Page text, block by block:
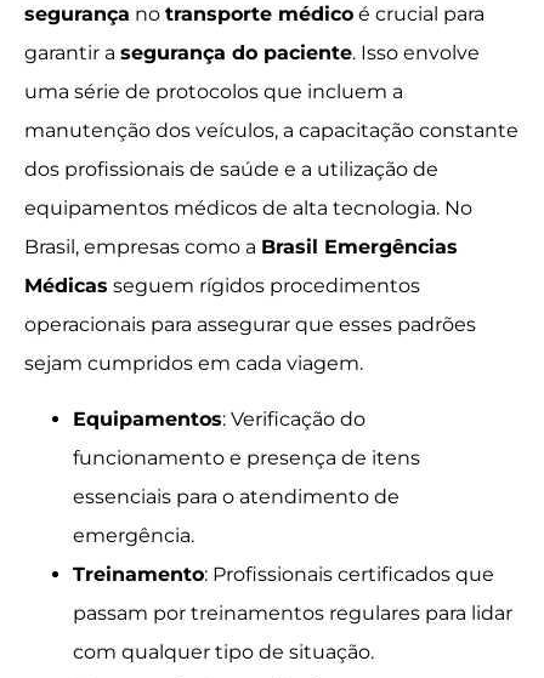
segurança no transporte médico é crucial para
garantir a segurança do paciente. Isso envolve
uma série de protocolos que incluem a
manutenção dos veículos, a capacitação constante
dos profissionais de saúde e a utilização de
equipamentos médicos de alta tecnologia. No
Brasil, empresas como a Brasil Emergências
Médicas seguem rígidos procedimentos
operacionais para assegurar que esses padrões
sejam cumpridos em cada viagem.
Equipamentos: Verificação do
funcionamento e presença de itens
essenciais para o atendimento de
emergência.
Treinamento: Profissionais certificados que
passam por treinamentos regulares para lidar
com qualquer tipo de situação.